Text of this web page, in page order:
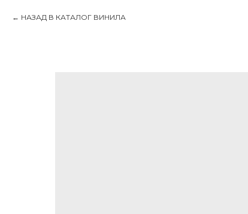
НАЗАД В КАТАЛОГ ВИНИЛА